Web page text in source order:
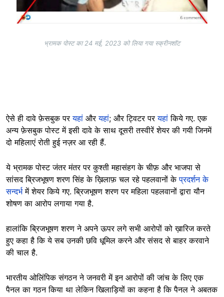
भ्रामक पोस्ट का 24 मई, 2023 को लिया गया स्क्रीनशॉट
ऐसे ही दावे फ़ेसबुक परयहां औरयहां; और ट्विटर परयहां किये गए. एक
अन्य फ़ेसबुक पोस्ट में इसी दावे के साथ दूसरी तस्वीरें शेयर की गयी जिनमें
दो महिलाएं रोती हुई नज़र आ रही हैं.
ये भ्रामक पोस्ट जंतर मंतर पर कुश्ती महासंहग के चीफ़ और भाजपा से
सांसद ब्रिजभूषण शरण सिंह के ख़िलाफ़ चल रहे पहलवानों केप्रदर्शन के
सन्दर्भमें शेयर किये गए. ब्रिजभूषण शरण पर महिला पहलवानों द्वारा यौन
शोषण का आरोप लगाया गया है.
हालांकि ब्रिजभूषण शरण ने अपने ऊपर लगे सभी आरोपों को ख़ारिज करते
हुए कहा है कि ये सब उनकी छवि धूमिल करने और संसद से बाहर करवाने
की चाल है.
भारतीय ओलिंपिक संगठन ने जनवरी में इन आरोपों की जांच के लिए एक
पैनल का गठन किया था लेकिन खिलाड़ियों का कहना है कि पैनल ने अबतक